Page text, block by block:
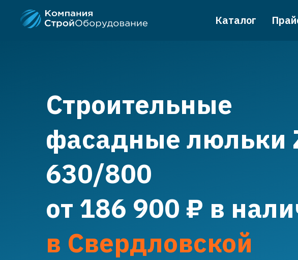
Каталог
Строительные
фасадные люльки
630/800
от 186 900 ₽ в
в Свердловской